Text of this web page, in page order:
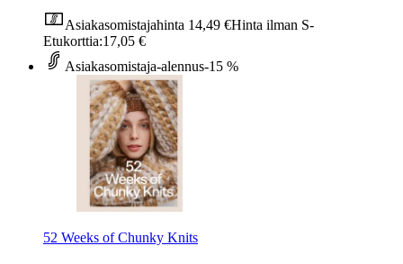
Asiakasomistajahinta 14,49 €Hinta ilman S-
Etukorttia:17,05 €
Asiakasomistaja-alennus-15 %
52 Weeks of Chunky Knits